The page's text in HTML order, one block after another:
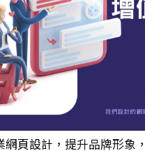
網頁設計 ，提升品牌形象